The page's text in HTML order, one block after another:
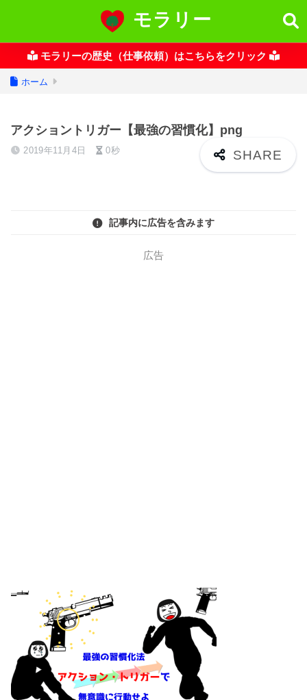
モラリー
モラリーの歴史（仕事依頼）はこちらをクリック
ホーム
アクショントリガー【最強の習慣化】png
2019年11月4日 0秒
記事内に広告を含みます
広告